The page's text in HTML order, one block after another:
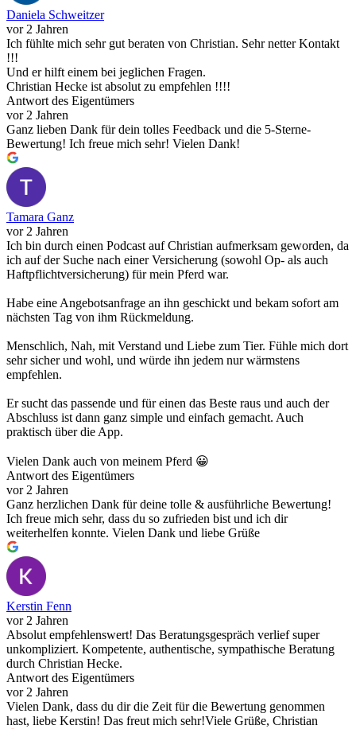
Daniela Schweitzer
vor 2 Jahren
Ich fühlte mich sehr gut beraten von Christian. Sehr netter Kontakt
!!!
Und er hilft einem bei jeglichen Fragen.
Christian Hecke ist absolut zu empfehlen !!!!
Antwort des Eigentümers
vor 2 Jahren
Ganz lieben Dank für dein tolles Feedback und die 5-Sterne-
Bewertung! Ich freue mich sehr! Vielen Dank!
Tamara Ganz
vor 2 Jahren
Ich bin durch einen Podcast auf Christian aufmerksam geworden, da
ich auf der Suche nach einer Versicherung (sowohl Op- als auch
Haftpflichtversicherung) für mein Pferd war.
Habe eine Angebotsanfrage an ihn geschickt und bekam sofort am
nächsten Tag von ihm Rückmeldung.
Menschlich, Nah, mit Verstand und Liebe zum Tier. Fühle mich dort
sehr sicher und wohl, und würde ihn jedem nur wärmstens
empfehlen.
Er sucht das passende und für einen das Beste raus und auch der
Abschluss ist dann ganz simple und einfach gemacht. Auch
praktisch über die App.
Vielen Dank auch von meinem Pferd 😀
Antwort des Eigentümers
vor 2 Jahren
Ganz herzlichen Dank für deine tolle & ausführliche Bewertung!
Ich freue mich sehr, dass du so zufrieden bist und ich dir
weiterhelfen konnte. Vielen Dank und liebe Grüße
Kerstin Fenn
vor 2 Jahren
Absolut empfehlenswert! Das Beratungsgespräch verlief super
unkompliziert. Kompetente, authentische, sympathische Beratung
durch Christian Hecke.
Antwort des Eigentümers
vor 2 Jahren
Vielen Dank, dass du dir die Zeit für die Bewertung genommen
hast, liebe Kerstin! Das freut mich sehr!Viele Grüße, Christian